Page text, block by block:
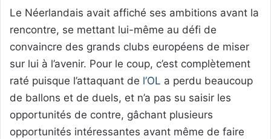
Le Néerlandais avait affiché ses ambitions avant la
rencontre, se mettant lui-même au défi de
convaincre des grands clubs européens de miser
sur lui à l’avenir. Pour le coup, c’est complètement
raté puisque l’attaquant de l’OL a perdu beaucoup
de ballons et de duels, et n’a pas su saisir les
opportunités de contre, gâchant plusieurs
opportunités intéressantes avant même de faire